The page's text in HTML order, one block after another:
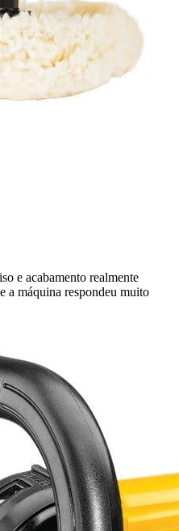
e acabamento realmente
a máquina respondeu muito